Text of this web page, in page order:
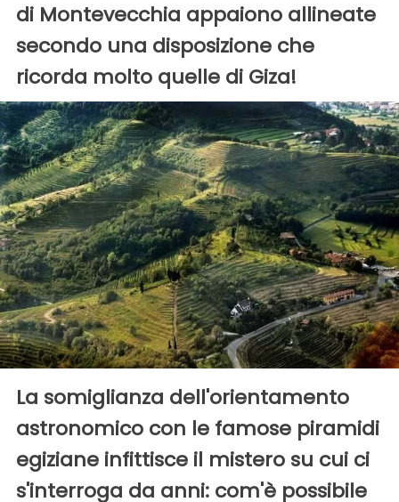
di Montevecchia appaiono allineate
secondo una disposizione che
ricorda molto quelle di Giza!
La somiglianza dell'orientamento
astronomico con le famose piramidi
egiziane infittisce il mistero su cui ci
s'interroga da anni: com'è possibile